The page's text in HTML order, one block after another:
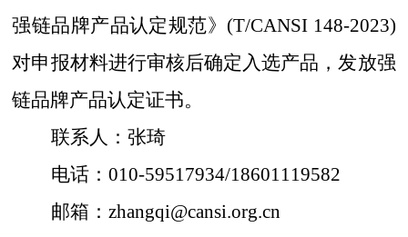
强链品牌产品认定规范》 (T/CANSI 148-2023)
对申报材料进行审核后确定入选产品 ，发放强
链品牌产品认定证书。
联系人：张琦
电话：010-59517934/18601119582
邮箱：zhangqi@cansi.org.cn